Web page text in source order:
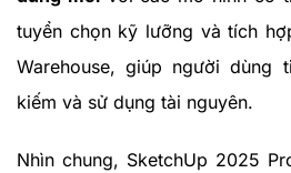
tuyển chọn kỹ lưỡng và tích
Warehouse, giúp người dùng
kiếm và sử dụng tài nguyên.
Nhìn chung, SketchUp 2025